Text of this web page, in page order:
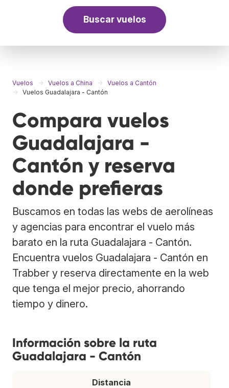
Buscar vuelos
Vuelos Vuelos a China
Vuelos a Cantón
Vuelos Guadalajara - Cantón
Compara vuelos
Guadalajara -
Cantón y reserva
donde prefieras
Buscamos en todas las webs de aerolíneas
y agencias para encontrar el vuelo más
barato en la ruta Guadalajara - Cantón.
Encuentra vuelos Guadalajara - Cantón en
Trabber y reserva directamente en la web
que tenga el mejor precio, ahorrando
tiempo y dinero.
Información sobre la ruta
Guadalajara - Cantón
Distancia